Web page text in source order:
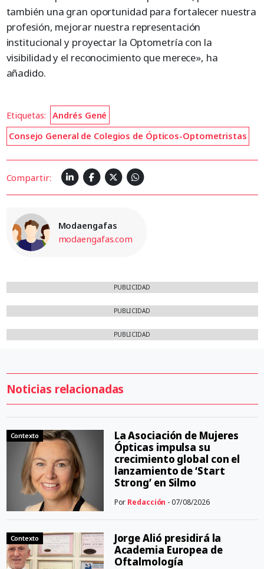
también una gran oportunidad para fortalecer nuestra
profesión, mejorar nuestra representación
institucional y proyectar la Optometría con la
visibilidad y el reconocimiento que merece», ha
añadido.
Etiquetas:
Andrés Gené
Consejo General de Colegios de Ópticos-Optometristas
Compartir:
Modaengafas
modaengafas.com
PUBLICIDAD
PUBLICIDAD
PUBLICIDAD
Noticias relacionadas
Contexto
La Asociación de Mujeres
Ópticas impulsa su
crecimiento global con el
lanzamiento de ‘Start
Strong’ en Silmo
Por Redacción - 07/08/2026
Contexto
Jorge Alió presidirá la
Academia Europea de
Oftalmología